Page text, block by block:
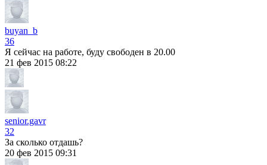
buyan_b
36
Я сейчас на работе, буду свободен в 20.00
21 фев 2015 08:22
senior.gavr
32
За сколько отдашь?
20 фев 2015 09:31